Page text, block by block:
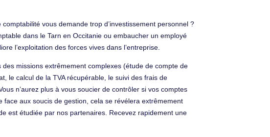
vous demande trop d’investissement personnel ?
dans le Tarn en Occitanie ou embaucher un employé
l’exploitation des forces vives dans l’entreprise.
missions extrêmement complexes (étude de compte de
le calcul de la TVA récupérable, le suivi des frais de
n’aurez plus à vous soucier de contrôler si vos comptes
aux soucis de gestion, cela se révélera extrêmement
est étudiée par nos partenaires. Recevez rapidement une